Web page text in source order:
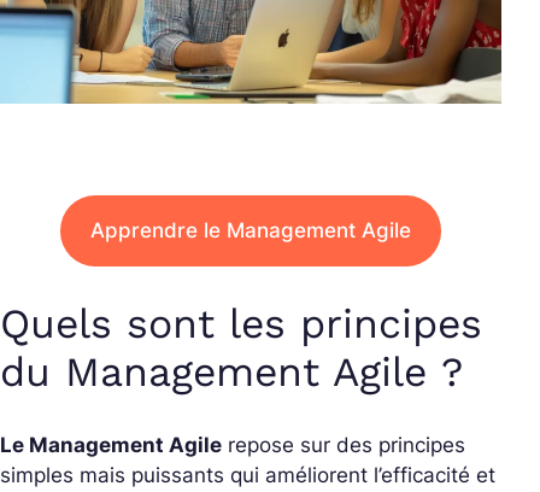
Apprendre le Management Agile
Quels sont les principes
du Management Agile ?
Le Management Agile repose sur des principes
simples mais puissants qui améliorent l’efficacité et